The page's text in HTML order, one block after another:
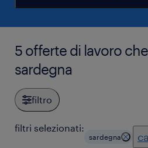
5 offerte di lavoro
sardegna
filtro
filtri selezionati:
sardegna